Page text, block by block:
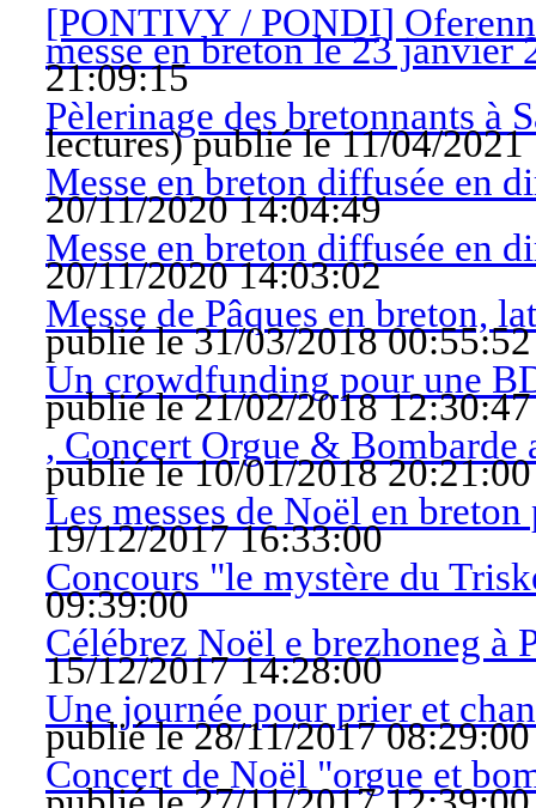
[PONTIVY / PONDI]
messe en breton le 23 janvier
21:09:15
Pèlerinage des bretonnants à
lectures)publié le 11/04/2021
Messe en breton diffusée en
20/11/2020 14:04:49
Messe en breton diffusée en
20/11/2020 14:03:02
Messe de Pâques en breton,
publié le 31/03/2018 00:55:52
Un crowdfunding pour une
publié le 21/02/2018 12:30:47
, Concert Orgue & Bombarde
publié le 10/01/2018 20:21:00
Les messes de Noël en
19/12/2017 16:33:00
Concours "le mystère du
09:39:00
Célébrez Noël e brezhoneg à
15/12/2017 14:28:00
Une journée pour prier et
publié le 28/11/2017 08:29:00
Concert de Noël "orgue et